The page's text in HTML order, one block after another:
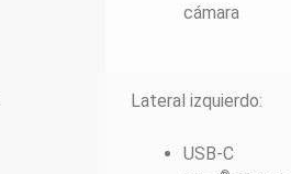
cámara
Lateral izquierdo:
USB-C